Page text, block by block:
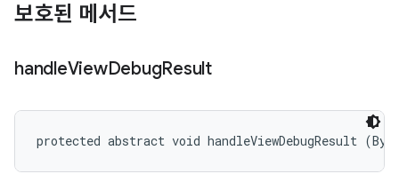
보호된 메서드
handleViewDebugResult
protected abstract void handleViewDebugResult